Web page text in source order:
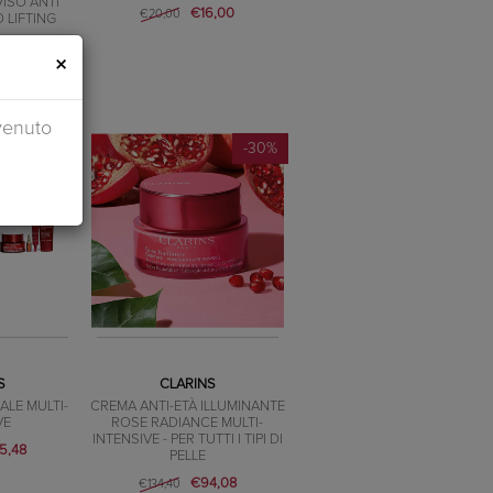
ANTI
LIFTING
€20,00 €16,00
MULTI-
-30%
CLARINS
CREMA ANTI-ETÀ ILLUMINANTE
ROSE RADIANCE MULTI-
INTENSIVE - PER TUTTI I TIPI DI
PELLE
€134,40 €94,08
×